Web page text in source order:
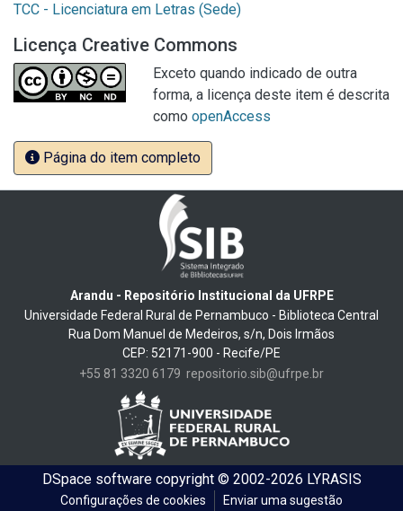
TCC - Licenciatura em Letras (Sede)
Licença Creative Commons
Exceto quando indicado de outra
forma, a licença deste item é descrita
como openAccess
Página do item completo
Arandu - Repositório Institucional da UFRPE
Universidade Federal Rural de Pernambuco - Biblioteca Central
Rua Dom Manuel de Medeiros, s/n, Dois Irmãos
CEP: 52171-900 - Recife/PE
+55 81 3320 6179 repositorio.sib@ufrpe.br
DSpace softwarecopyright © 2002-2026 LYRASIS
Configurações de cookies Enviar uma sugestão